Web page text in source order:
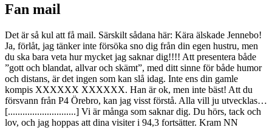
Fan mail
Det är så kul att få mail. Särskilt sådana här: Kära älskade Jennebo!
Ja, förlåt, jag tänker inte försöka sno dig från din egen hustru, men
du ska bara veta hur mycket jag saknar dig!!!! Att presentera både
”gott och blandat, allvar och skämt”, med ditt sinne för både humor
och distans, är det ingen som kan slå idag. Inte ens din gamle
kompis XXXXXX XXXXXX. Han är ok, men inte bäst! Att du
försvann från P4 Örebro, kan jag visst förstå. Alla vill ju utvecklas…
[............................] Vi är många som saknar dig. Du hörs, tack och
lov, och jag hoppas att dina visiter i 94,3 fortsätter. Kram NN